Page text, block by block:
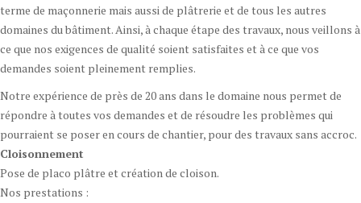
terme de maçonnerie mais aussi de plâtrerie et de tous les autres
domaines du bâtiment. Ainsi, à chaque étape des travaux, nous veillons à
ce que nos exigences de qualité soient satisfaites et à ce que vos
demandes soient pleinement remplies.
Notre expérience de près de 20 ans dans le domaine nous permet de
répondre à toutes vos demandes et de résoudre les problèmes qui
pourraient se poser en cours de chantier, pour des travaux sans accroc.
Cloisonnement
Pose de placo plâtre et création de cloison.
Nos prestations :